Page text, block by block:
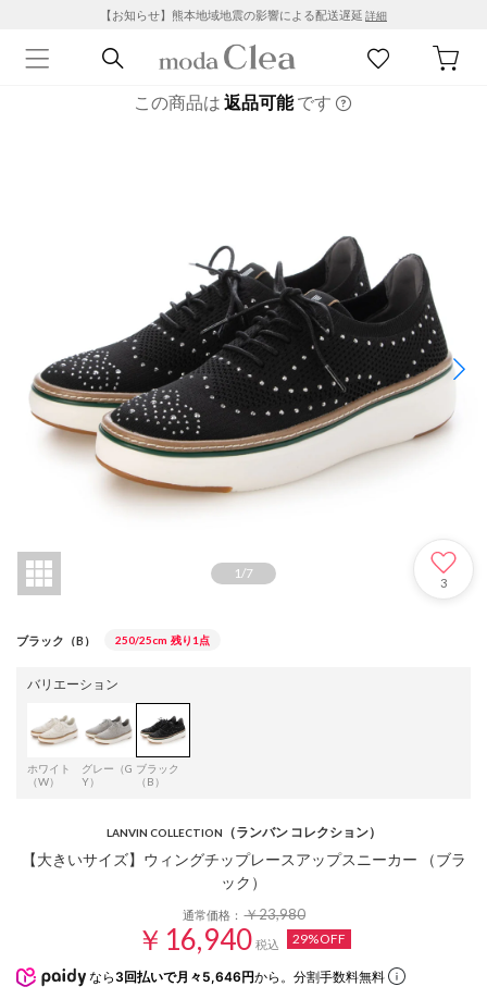
【お知らせ】熊本地域地震の影響による配送遅延 詳細
この商品は 返品可能です
1/7
3
ブラック（B） 250/25cm 残り1点
バリエーション
ホワイト
（W）
グレー（G
Y）
ブラック
（B）
LANVIN COLLECTION （ランバン コレクション）
【大きいサイズ】ウィングチップレースアップスニーカー （ブラ
ック）
通常価格：￥23,980
￥16,940 税込 29%OFF
なら 3回払いで月々5,646円から。分割手数料無料